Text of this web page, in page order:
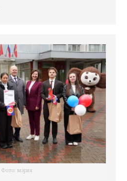
Фото: мэрия